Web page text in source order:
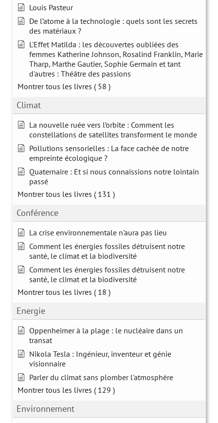
Louis Pasteur
De l’atome à la technologie : quels sont les secrets
des matériaux ?
L'Effet Matilda : les découvertes oubliées des
femmes Katherine Johnson, Rosalind Franklin, Marie
Tharp, Marthe Gautier, Sophie Germain et tant
d'autres : Théâtre des passions
Montrer tous les livres ( 58 )
Climat
La nouvelle ruée vers l’orbite : Comment les
constellations de satellites transforment le monde
Pollutions sensorielles : La face cachée de notre
empreinte écologique ?
Quaternaire : Et si nous connaissions notre lointain
passé
Montrer tous les livres ( 131 )
Conférence
La crise environnementale n'aura pas lieu
Comment les énergies fossiles détruisent notre
santé, le climat et la biodiversité
Comment les énergies fossiles détruisent notre
santé, le climat et la biodiversité
Montrer tous les livres ( 18 )
Energie
Oppenheimer à la plage : le nucléaire dans un
transat
Nikola Tesla : Ingénieur, inventeur et génie
visionnaire
Parler du climat sans plomber l'atmosphère
Montrer tous les livres ( 129 )
Environnement